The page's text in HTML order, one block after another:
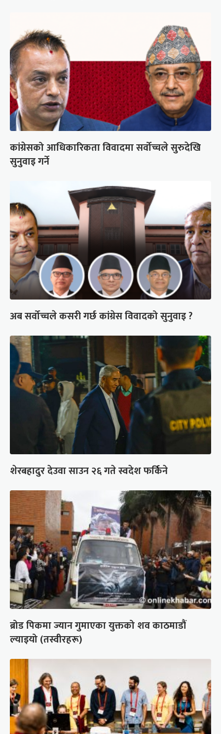
कांग्रेसको आधिकारिकता विवादमा सर्वोच्चले सुरुदेखि
सुनुवाइ गर्ने
अब सर्वोच्चले कसरी गर्छ कांग्रेस विवादको सुनुवाइ ?
शेरबहादुर देउवा साउन २६ गते स्वदेश फर्किने
ब्रोड पिकमा ज्यान गुमाएका युक्तको शव काठमाडौं
ल्याइयो (तस्वीरहरू)